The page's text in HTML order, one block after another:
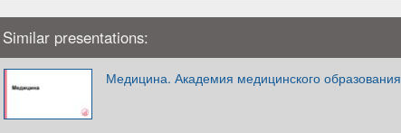
Similar presentations:
Медицина. Академия медицинского образования